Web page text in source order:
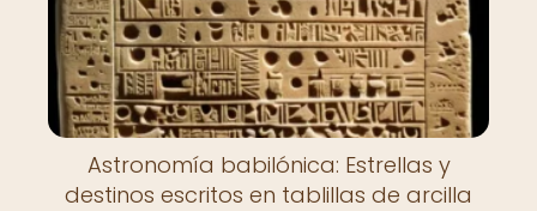
Astronomía babilónica: Estrellas y
destinos escritos en tablillas de arcilla